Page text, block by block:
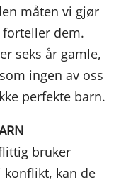
måten vi gjør
forteller dem.
seks år gamle,
ingen av oss
perfekte barn.
bruker
konflikt, kan de